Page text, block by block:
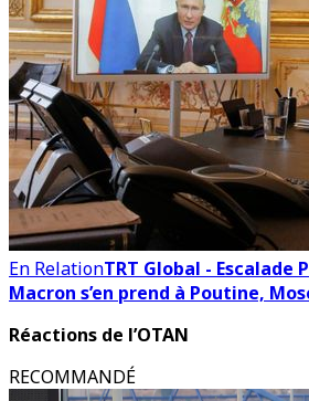
En RelationTRT Global - Escalade
Macron s’en prend à Poutine,
Réactions de l’OTAN
RECOMMANDÉ